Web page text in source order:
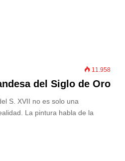
11.958
del Siglo de Oro
S. XVII no es solo una
La pintura habla de la